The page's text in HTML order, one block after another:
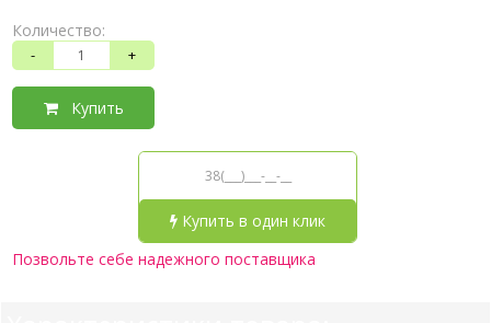
Количество:
- +
Купить
Купить в один клик
Позвольте себе надежного поставщика